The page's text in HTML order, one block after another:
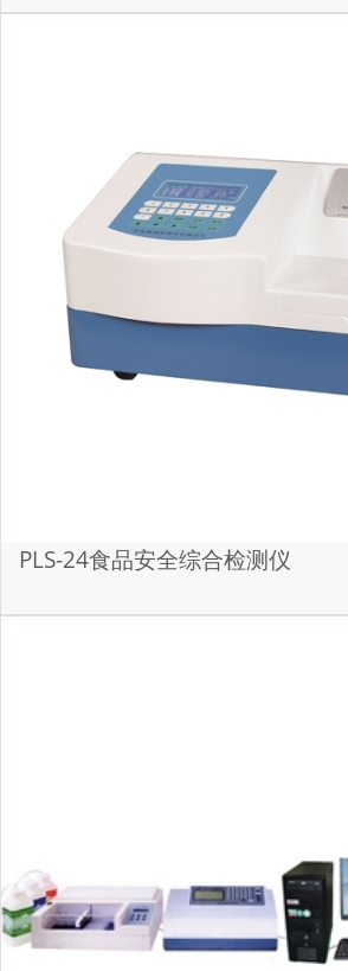
PLS-24食品安全综合检测仪